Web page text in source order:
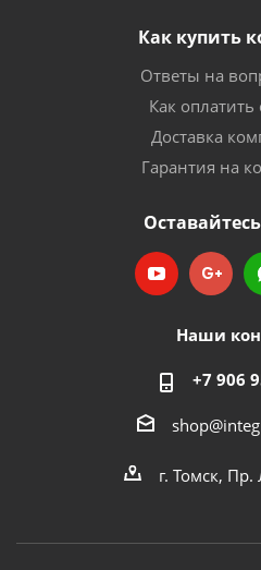
Как купить
Ответы на
Как
Доставка
Гарантия на
Наши
+7 906
г. Томск,